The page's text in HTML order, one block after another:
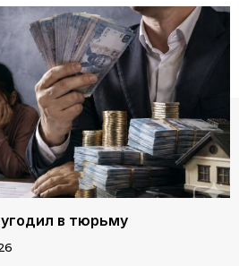
в тюрьму